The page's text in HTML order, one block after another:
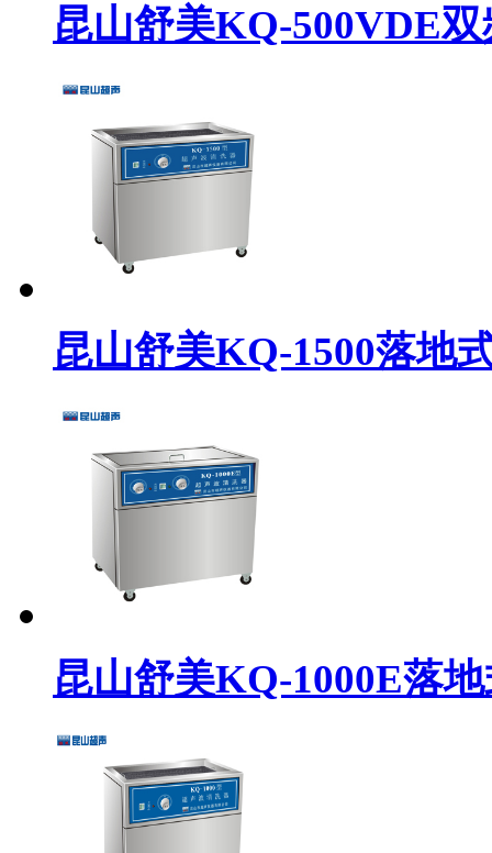
昆山舒美KQ-500VDE
昆山舒美KQ-1500落地
昆山舒美KQ-1000E落